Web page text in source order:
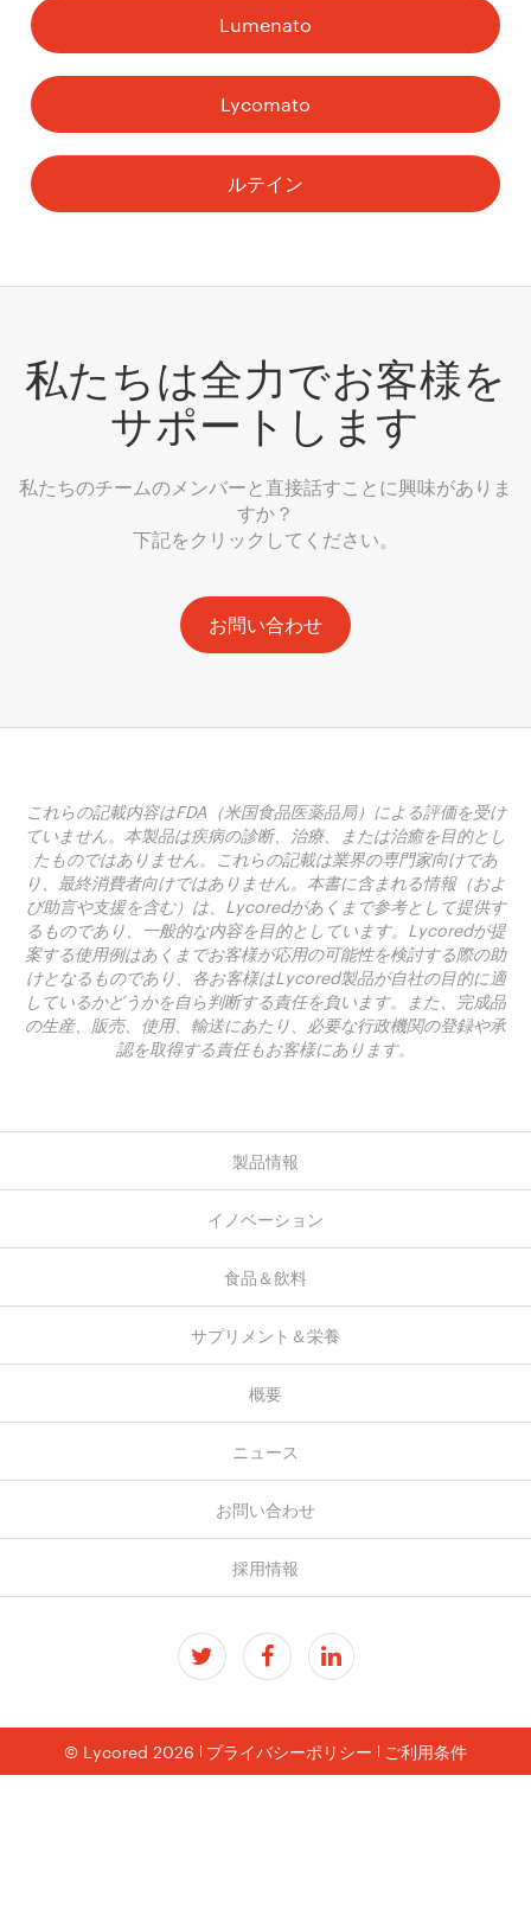
Lumenato
Lycomato
ルテイン
私たちは全力でお客様を
サポートします
私たちのチームのメンバーと直接話すことに興味がありま
すか？
下記をクリックしてください。
お問い合わせ
これらの記載内容はFDA（米国食品医薬品局）による評価を受け
ていません。本製品は疾病の診断、治療、または治癒を目的とし
たものではありません。これらの記載は業界の専門家向けであ
り、最終消費者向けではありません。本書に含まれる情報（およ
び助言や支援を含む）は、Lycoredがあくまで参考として提供す
るものであり、一般的な内容を目的としています。Lycoredが提
案する使用例はあくまでお客様が応用の可能性を検討する際の助
けとなるものであり、各お客様はLycored製品が自社の目的に適
しているかどうかを自ら判断する責任を負います。また、完成品
の生産、販売、使用、輸送にあたり、必要な行政機関の登録や承
認を取得する責任もお客様にあります。
製品情報
イノベーション
食品＆飲料
サプリメント＆栄養
概要
ニュース
お問い合わせ
採用情報
© Lycored 2026 プライバシーポリシー ご利用条件